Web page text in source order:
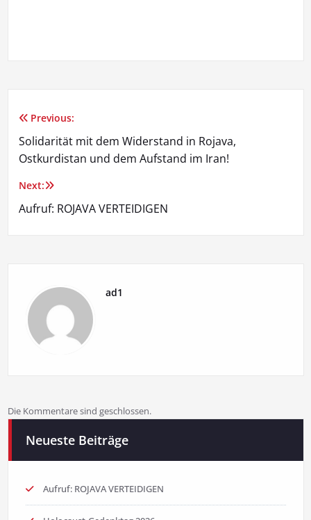
Beitragsnavigation
Previous:
Solidarität mit dem Widerstand in Rojava,
Ostkurdistan und dem Aufstand im Iran!
Next:
Aufruf: ROJAVA VERTEIDIGEN
ad1
Die Kommentare sind geschlossen.
Neueste Beiträge
Aufruf: ROJAVA VERTEIDIGEN